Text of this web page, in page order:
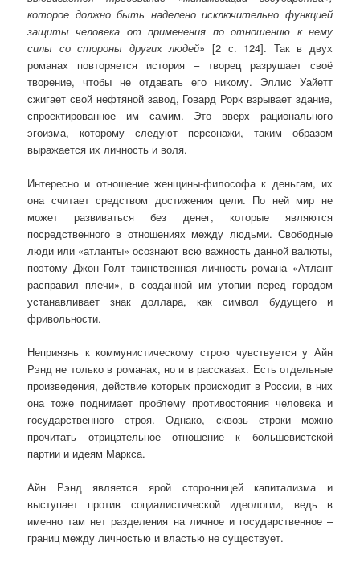
которое должно быть наделено исключительно функцией
защиты человека от применения по отношению к нему
силы со стороны других людей» [2 с. 124]. Так в двух
романах повторяется история – творец разрушает своё
творение, чтобы не отдавать его никому. Эллис Уайетт
сжигает свой нефтяной завод, Говард Рорк взрывает здание,
спроектированное им самим. Это вверх рационального
эгоизма, которому следуют персонажи, таким образом
выражается их личность и воля.
Интересно и отношение женщины-философа к деньгам, их
она считает средством достижения цели. По ней мир не
может развиваться без денег, которые являются
посредственного в отношениях между людьми. Свободные
люди или «атланты» осознают всю важность данной валюты,
поэтому Джон Голт таинственная личность романа «Атлант
расправил плечи», в созданной им утопии перед городом
устанавливает знак доллара, как символ будущего и
фривольности.
Неприязнь к коммунистическому строю чувствуется у Айн
Рэнд не только в романах, но и в рассказах. Есть отдельные
произведения, действие которых происходит в России, в них
она тоже поднимает проблему противостояния человека и
государственного строя. Однако, сквозь строки можно
прочитать отрицательное отношение к большевистской
партии и идеям Маркса.
Айн Рэнд является ярой сторонницей капитализма и
выступает против социалистической идеологии, ведь в
именно там нет разделения на личное и государственное –
границ между личностью и властью не существует.